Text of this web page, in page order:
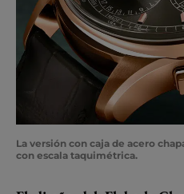
La versión con caja de acero
con escala taquimétrica.